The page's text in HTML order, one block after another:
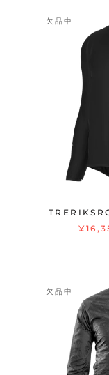
欠品中
欠品中